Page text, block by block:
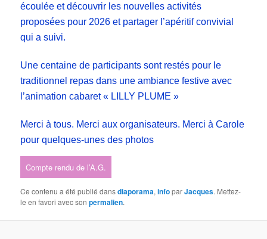
écoulée et découvrir les nouvelles activités
proposées pour 2026 et partager l’apéritif convivial
qui a suivi.
Une centaine de participants sont restés pour le
traditionnel repas dans une ambiance festive avec
l’animation cabaret « LILLY PLUME »
Merci à tous. Merci aux organisateurs. Merci à Carole
pour quelques-unes des photos
Compte rendu de l’A.G.
Ce contenu a été publié dansdiaporama,infoparJacques. Mettez-
le en favori avec sonpermalien.